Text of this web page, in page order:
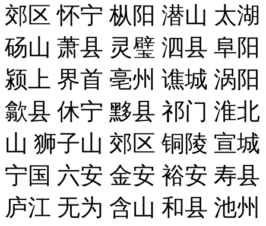
郊区 怀宁 枞阳 潜山 太
砀山 萧县 灵璧 泗县 阜
颍上 界首 亳州 谯城 涡
歙县 休宁 黟县 祁门 淮
山 狮子山 郊区 铜陵 宣
宁国 六安 金安 裕安 寿
庐江 无为 含山 和县 池